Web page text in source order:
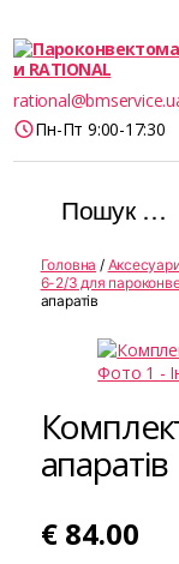
Пароконвектомати
RATIONAL
Пн-Пт 9:00-17:30
Шукати:
Головна /
6-2/3 для
апаратів
апаратів
€ 84.00